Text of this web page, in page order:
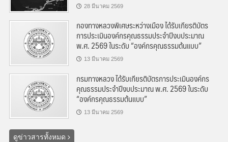
28 มีนาคม 2569
กองทางหลวงพิเศษระหว่างเมือง ได้รับเกียรติบัตร
การประเมินองค์กรคุณธรรมประจำปีงบประมาณ
พ.ศ. 2569 ในระดับ “องค์กรคุณธรรมต้นแบบ”
13 มีนาคม 2569
กรมทางหลวง ได้รับเกียรติบัตรการประเมินองค์กร
คุณธรรมประจำปีงบประมาณ พ.ศ. 2569 ในระดับ
“องค์กรคุณธรรมต้นแบบ”
13 มีนาคม 2569
ดูข่าวสารทั้งหมด